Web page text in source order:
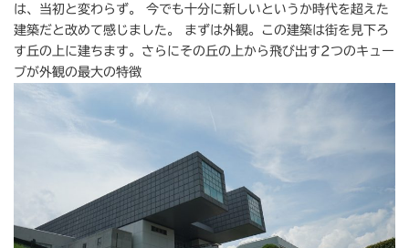
は、当初と変わらず。 今でも十分に新しいというか時代を超えた
建築だと改めて感じました。 まずは外観。この建築は街を見下ろ
す丘の上に建ちます。さらにその丘の上から飛び出す2つのキュー
ブが外観の最大の特徴